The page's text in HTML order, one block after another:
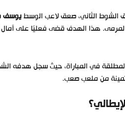
الشوط الثاني، صعق لاعب الوسطيوسف
في المرمى. هذا الهدف قضى فعليًا على
في المباراة، حيث سجل هدفه